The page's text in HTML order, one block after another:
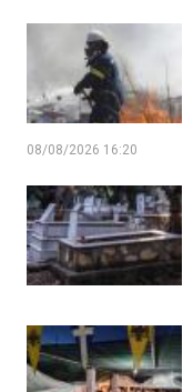
08/08/2026 16:20